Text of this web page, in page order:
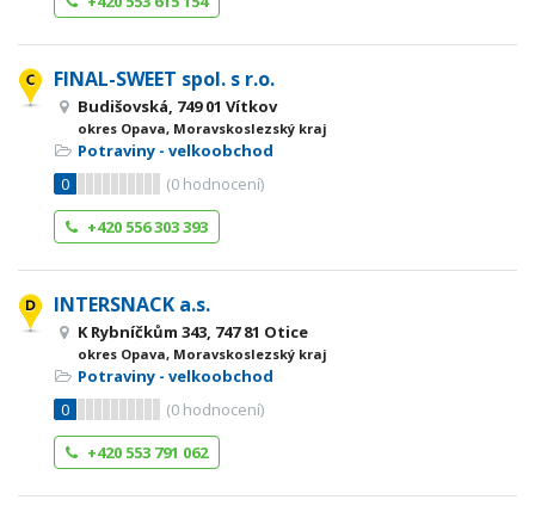
FINAL-SWEET spol. s r.o.
Budišovská, 749 01 Vítkov
okres Opava, Moravskoslezský kraj
Potraviny - velkoobchod
0
(0 hodnocení)
+420 556 303 393
INTERSNACK a.s.
K Rybníčkům 343, 747 81 Otice
okres Opava, Moravskoslezský kraj
Potraviny - velkoobchod
0
(0 hodnocení)
+420 553 791 062